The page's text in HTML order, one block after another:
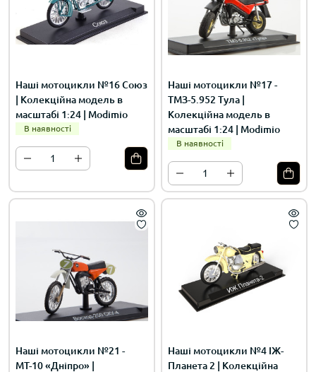
Наші мотоцикли №16 Союз
| Колекційна модель в
масштабі 1:24 | Modimio
В наявності
Наші мотоцикли №17 -
ТМЗ-5.952 Тула |
Колекційна модель в
масштабі 1:24 | Modimio
В наявності
Наші мотоцикли №21 -
МТ-10 «Дніпро» |
Наші мотоцикли №4 ІЖ-
Планета 2 | Колекційна